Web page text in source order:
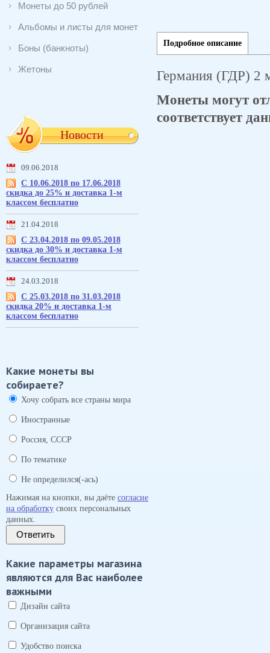
Монеты до 50 рублей
Альбомы и листы для монет
Боны (банкноты)
Жетоны
Новости
09.06.2018
С 10.06.2018 по 17.06.2018
скидка до 25% и доставка 1-м
классом бесплатно
21.04.2018
С 23.04.2018 по 09.05.2018
скидка до 30% и доставка 1-м
классом бесплатно
24.03.2018
С 25.03.2018 по 31.03.2018
скидка 20% и доставка 1-м
классом бесплатно
Какие монеты вы
собираете?
Хочу собрать все страны мира
Иностранные
Россия, СССР
По тематике
Не определился(-ась)
Нажимая на кнопки, вы даёте согласие
на обработку своих персональных
данных.
Ответить
Какие параметры магазина
являются для Вас наиболее
важными
Дизайн сайта
Организация сайта
Удобство поиска
Подробное описание
Германия (ГДР) 2
Монеты могут
соответствует